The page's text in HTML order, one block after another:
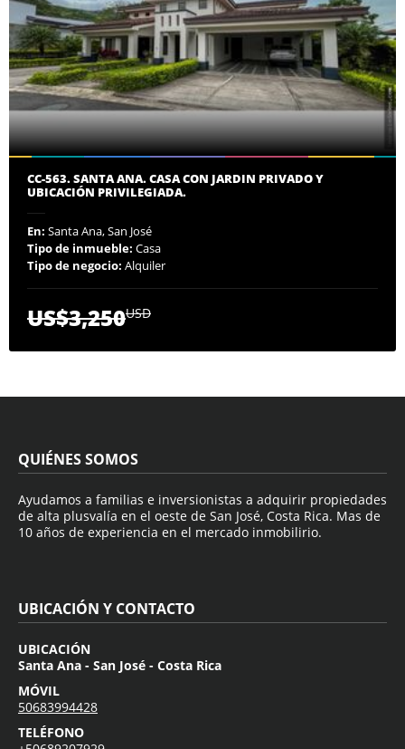
CC-563. SANTA ANA. CASA CON JARDIN PRIVADO Y
UBICACIÓN PRIVILEGIADA.
En: Santa Ana, San José
Tipo de inmueble: Casa
Tipo de negocio: Alquiler
US$3,250USD
QUIÉNES SOMOS
Ayudamos a familias e inversionistas a adquirir propiedades
de alta plusvalía en el oeste de San José, Costa Rica. Mas de
10 años de experiencia en el mercado inmobilirio.
UBICACIÓN Y CONTACTO
UBICACIÓN
Santa Ana - San José - Costa Rica
MÓVIL
50683994428
TELÉFONO